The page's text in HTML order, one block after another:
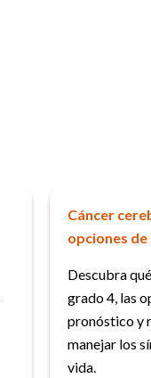
Cáncer
opciones
Descubra
grado 4, las
pronóstico y
manejar los
vida.